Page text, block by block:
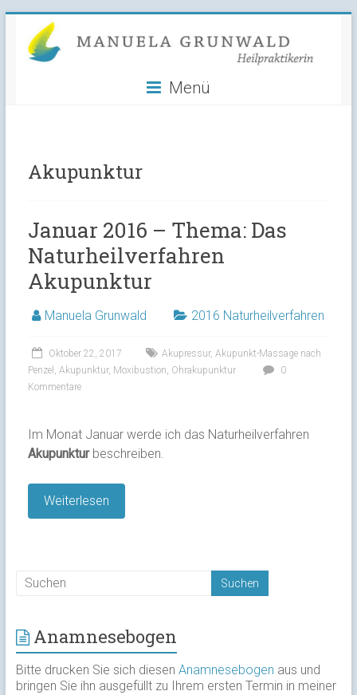
content
Manuela
Grunwald
Menü
Akupunktur
Januar 2016 – Thema: Das
Naturheilverfahren
Akupunktur
Manuela Grunwald 2016 Naturheilverfahren
Oktober 22, 2017 Akupressur, Akupunkt-Massage nach
Penzel
Akupunktur, Moxibustion Ohrakupunktur
0
Kommentare
Im Monat Januar werde ich das Naturheilverfahren
Akupunkturbeschreiben.
Weiterlesen
Anamnesebogen
Bitte drucken Sie sich diesen Anamnesebogen aus und
bringen Sie ihn ausgefüllt zu Ihrem ersten Termin in meiner